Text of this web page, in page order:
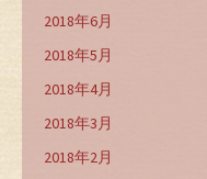
2018年6月
2018年5月
2018年4月
2018年3月
2018年2月